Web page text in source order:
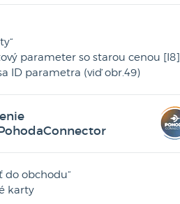
parameter so starou cenou [I8]
ID parametra (viď obr.49)
do obchodu“
karty